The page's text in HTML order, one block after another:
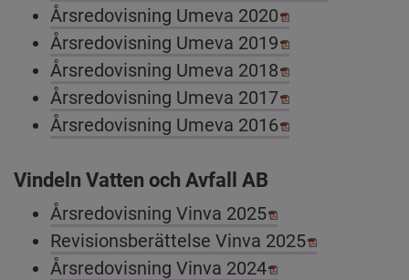
Årsredovisning Umeva 2020 Pdf, 1.7 MB.
Årsredovisning Umeva 2019 Pdf, 2.2 MB.
Årsredovisning Umeva 2018 Pdf, 1.3 MB.
Årsredovisning Umeva 2017 Pdf, 7.3 MB.
Årsredovisning Umeva 2016 Pdf, 4.8 MB.
Vindeln Vatten och Avfall AB
Årsredovisning Vinva 2025 Pdf, 1.3 MB,
Revisionsberättelse Vinva 2025 Pdf, 583.5
Årsredovisning Vinva 2024 Pdf, 1 MB,